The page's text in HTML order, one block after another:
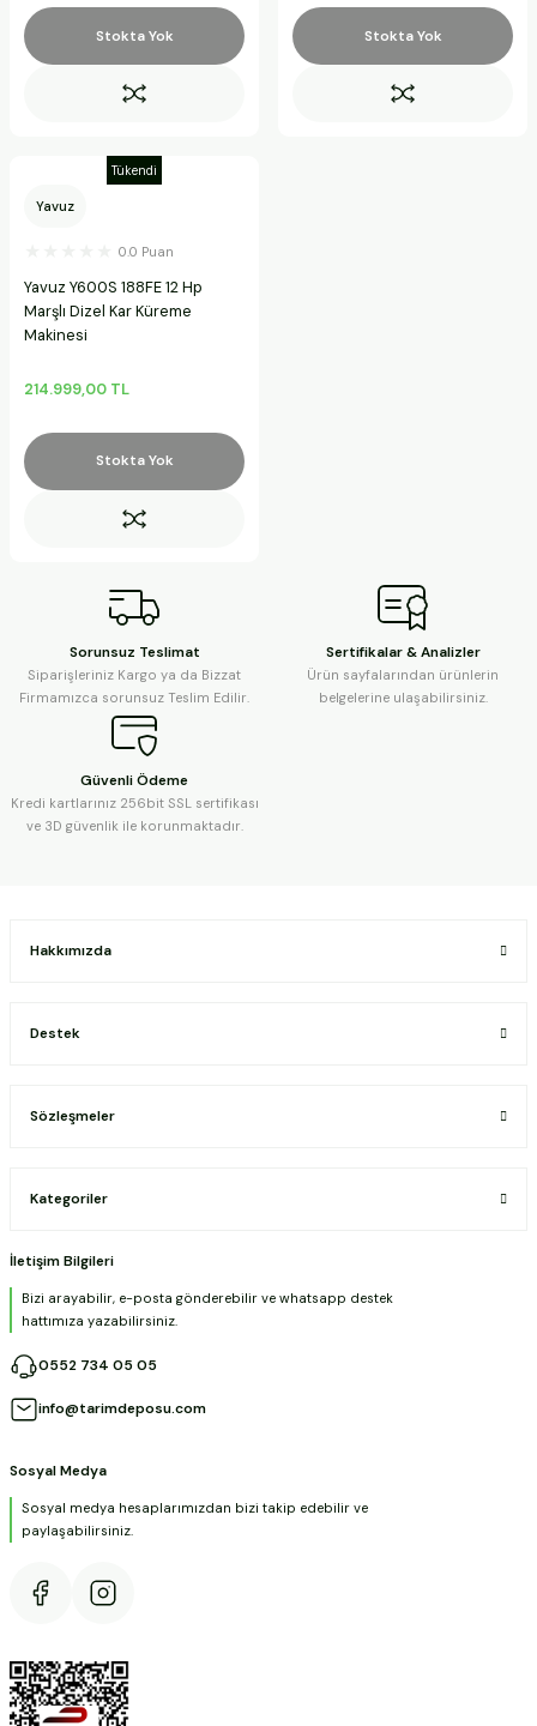
Stokta Yok Stokta Yok
Tükendi
Yavuz
0.0 Puan
Yavuz Y600S 188FE 12 Hp
Marşlı Dizel Kar Küreme
Makinesi
214.999,00 TL
Stokta Yok
Sorunsuz Teslimat
Siparişleriniz Kargo ya da Bizzat
Firmamızca sorunsuz Teslim Edilir.
Sertifikalar & Analizler
Ürün sayfalarından ürünlerin
belgelerine ulaşabilirsiniz.
Güvenli Ödeme
Kredi kartlarınız 256bit SSL sertifikası
ve 3D güvenlik ile korunmaktadır.
Hakkımızda
Destek
Sözleşmeler
Kategoriler
İletişim Bilgileri
Bizi arayabilir, e-posta gönderebilir ve whatsapp destek
hattımıza yazabilirsiniz.
0552 734 05 05
info@tarimdeposu.com
Sosyal Medya
Sosyal medya hesaplarımızdan bizi takip edebilir ve
paylaşabilirsiniz.